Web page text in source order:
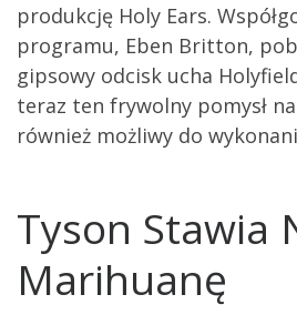
produkcję Holy Ears.
programu, Eben Britton,
gipsowy odcisk ucha
teraz ten frywolny pomysł
również możliwy do
Tyson Stawia
Marihuanę